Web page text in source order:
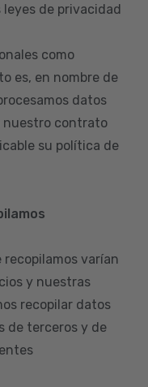
de privacidad
como
es, en nombre de
datos
nuestro contrato
su política de
recopilamos varían
y nuestras
recopilar datos
de terceros y de